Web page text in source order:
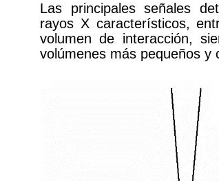
Las principales señales
rayos X característicos,
volumen de interacción,
volúmenes más pequeños y